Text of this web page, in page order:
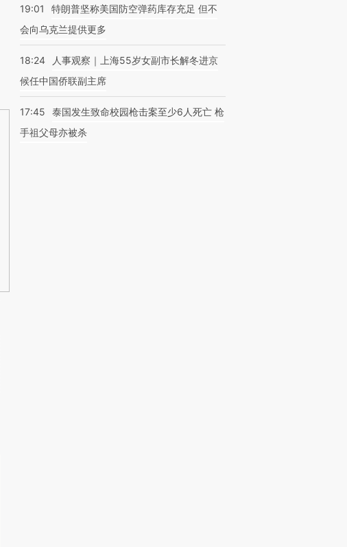
19:01
特朗普坚称美国防空弹药库存充足 但不
会向乌克兰提供更多
18:24
人事观察｜上海55岁女副市长解冬进京
候任中国侨联副主席
17:45
泰国发生致命校园枪击案至少6人死亡 枪
手祖父母亦被杀